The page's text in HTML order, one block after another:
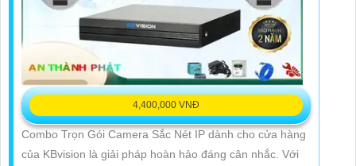
4,400,000 VNĐ
Combo Trọn Gói Camera Sắc Nét IP dành cho cửa hàng
của KBvision là giải pháp hoàn hảo đáng cân nhắc. Với